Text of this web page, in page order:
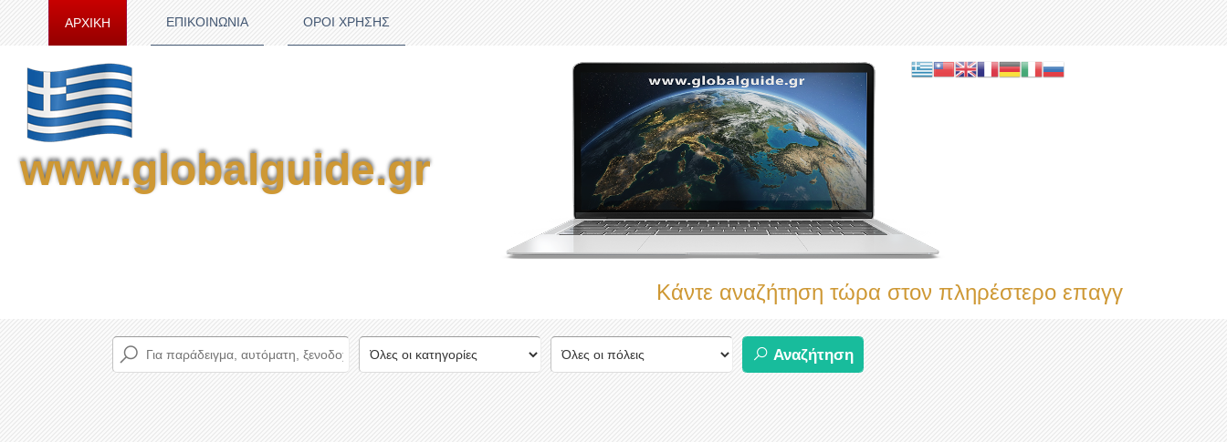
ΑΡΧΙΚΗ ΕΠΙΚΟΙΝΩΝΙΑ ΟΡΟΙ ΧΡΗΣΗΣ
www.globalguide.gr
Κάντε αναζήτηση τώρα στον πληρέστερο επαγγελματικό
Αναζήτηση